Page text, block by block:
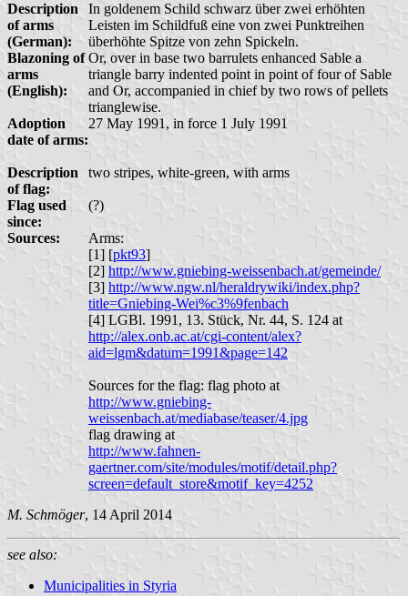
Description
of arms
(German):
In goldenem Schild schwarz über zwei erhöhten
Leisten im Schildfuß eine von zwei Punktreihen
überhöhte Spitze von zehn Spickeln.
Blazoning of
arms
(English):
Or, over in base two barrulets enhanced Sable a
triangle barry indented point in point of four of Sable
and Or, accompanied in chief by two rows of pellets
trianglewise.
Adoption
date of arms:
27 May 1991, in force 1 July 1991
Description
of flag:
two stripes, white-green, with arms
Flag used
since:
(?)
Sources:
Arms:
[1] [pkt93]
[2] http://www.gniebing-weissenbach.at/gemeinde/
[3] http://www.ngw.nl/heraldrywiki/index.php?
title=Gniebing-Wei%c3%9fenbach
[4] LGBl. 1991, 13. Stück, Nr. 44, S. 124 at
http://alex.onb.ac.at/cgi-content/alex?
aid=lgm&datum=1991&page=142
Sources for the flag: flag photo at
http://www.gniebing-
weissenbach.at/mediabase/teaser/4.jpg
flag drawing at
http://www.fahnen-
gaertner.com/site/modules/motif/detail.php?
screen=default_store&motif_key=4252
M. Schmöger, 14 April 2014
see also:
Municipalities in Styria